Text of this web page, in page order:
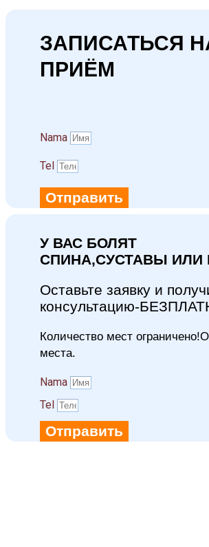
ЗАПИСАТЬСЯ
ПРИЁМ
Namа
Tel
Отправить
У ВАС БОЛЯТ
СПИНА,СУСТАВЫ ИЛИ
Оставьте заявку и
консультацию-
Количество мест
места.
Namа
Tel
Отправить